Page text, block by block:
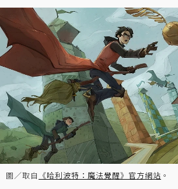
圖／取自 《哈利波特：魔法覺醒》官方網站 。